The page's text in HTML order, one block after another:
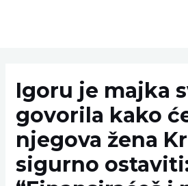
Igoru je majka
govorila kako
njegova žena
sigurno